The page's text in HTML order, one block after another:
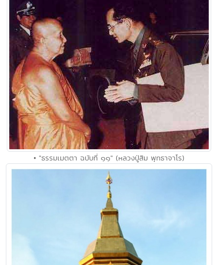
• "ธรรมเมตตา ฉบับที่ ๑๑" (หลวงปู่สิม พุทธาจาโร)